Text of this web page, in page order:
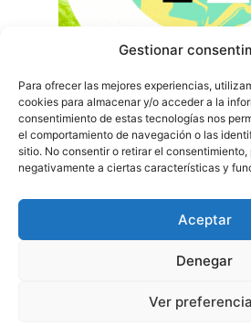
Gestionar
Para ofrecer las mejores experiencias,
cookies para almacenar y/o acceder a la
consentimiento de estas tecnologías nos
el comportamiento de navegación o las
sitio. No consentir o retirar el
negativamente a ciertas características y
Aceptar
Denegar
Ver